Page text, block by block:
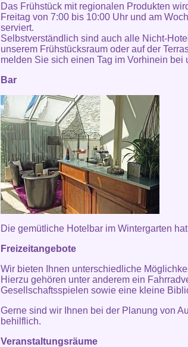
Das Frühstück mit regionalen Produkten
Freitag von 7:00 bis 10:00 Uhr und am
serviert.
Selbstverständlich sind auch alle Nicht-
unserem Frühstücksraum oder auf der
melden Sie sich einen Tag im Vorhinein bei
Bar
Die gemütliche Hotelbar im Wintergarten
Freizeitangebote
Wir bieten Ihnen unterschiedliche
Hierzu gehören unter anderem ein
Gesellschaftsspielen sowie eine kleine
Gerne sind wir Ihnen bei der Planung von
behilflich.
Veranstaltungsräume